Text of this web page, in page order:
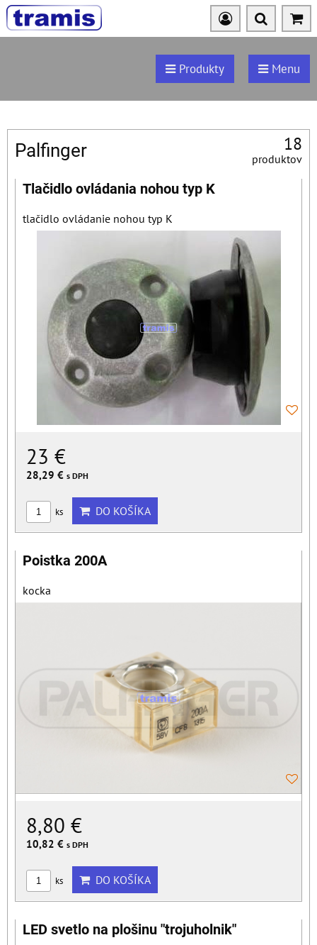
Produkty Menu
Palfinger 18
produktov
Tlačidlo ovládania nohou typ K
tlačidlo ovládanie nohou typ K
23 €
28,29 € s DPH
ks DO KOŠÍKA
Poistka 200A
kocka
8,80 €
10,82 € s DPH
ks DO KOŠÍKA
LED svetlo na plošinu "trojuholnik"